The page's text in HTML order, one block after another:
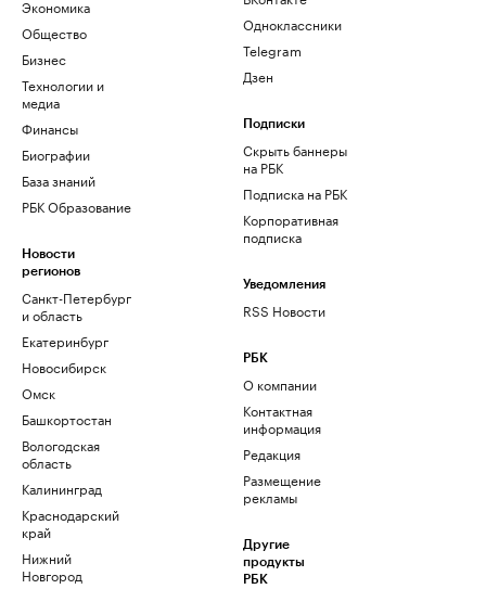
Экономика
Общество
Бизнес
Технологии и
медиа
Финансы
Биографии
База знаний
РБК Образование
Новости
регионов
Санкт-Петербург
и область
Екатеринбург
Новосибирск
Омск
Башкортостан
Вологодская
область
Калининград
Краснодарский
край
Нижний
Новгород
Одноклассники
Telegram
Дзен
Подписки
Скрыть баннеры
на РБК
Подписка на РБК
Корпоративная
подписка
Уведомления
RSS Новости
РБК
О компании
Контактная
информация
Редакция
Размещение
рекламы
Другие
продукты
РБК